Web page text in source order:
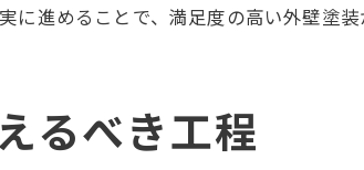
金制度を利用した外壁塗装の進め方
壁塗装費用を抑える補助金情報の探し方
進めることで、満足度の高い外壁塗装
るべき工程